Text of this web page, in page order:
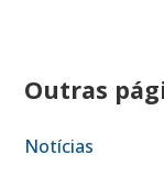
Outras
Notícias